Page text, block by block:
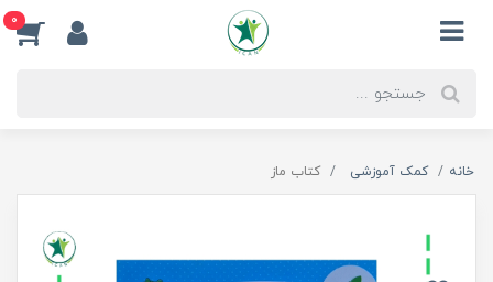
0
خانه کمک آموزشی کتاب ماز